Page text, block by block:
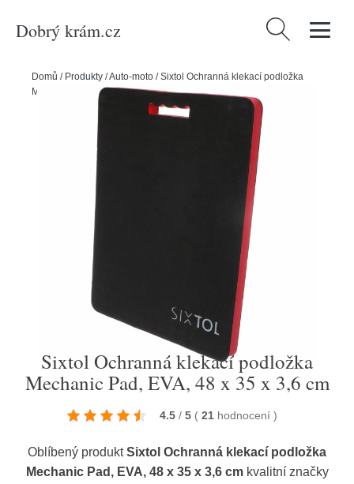
Dobrý krám.cz Vyhledávání
Domů / Produkty /Auto-moto /Sixtol Ochranná klekací podložka
Mechanic Pad, EVA, 48 x 35 x 3,6 cm
Sixtol Ochranná klekací podložka
Mechanic Pad, EVA, 48 x 35 x 3,6 cm
4.5 / 5 ( 21 hodnocení )
Oblíbený produktSixtol Ochranná klekací podložka
Mechanic Pad, EVA, 48 x 35 x 3,6 cmkvalitní značky